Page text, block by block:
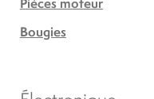
Bougies